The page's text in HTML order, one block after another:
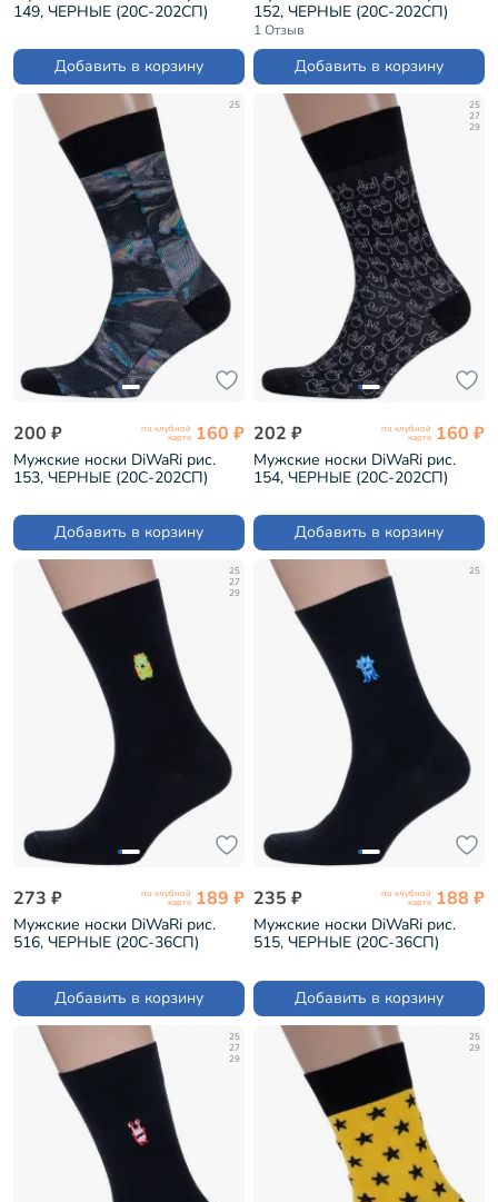
149, ЧЕРНЫЕ (20С-202СП)
Добавить в корзину
152, ЧЕРНЫЕ (20С-202СП)
1 Отзыв
Добавить в корзину
25
200 ₽ по клубной
карте 160 ₽
Мужские носки DiWaRi рис.
153, ЧЕРНЫЕ (20С-202СП)
Добавить в корзину
25
27
29
202 ₽ по клубной
карте 160 ₽
Мужские носки DiWaRi рис.
154, ЧЕРНЫЕ (20С-202СП)
Добавить в корзину
25
27
29
273 ₽ по клубной
карте 189 ₽
Мужские носки DiWaRi рис.
516, ЧЕРНЫЕ (20С-36СП)
Добавить в корзину
25
235 ₽ по клубной
карте 188 ₽
Мужские носки DiWaRi рис.
515, ЧЕРНЫЕ (20С-36СП)
Добавить в корзину
25
27
29
25
29